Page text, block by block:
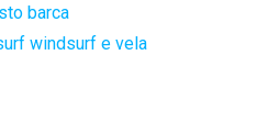
barca
windsurf e vela